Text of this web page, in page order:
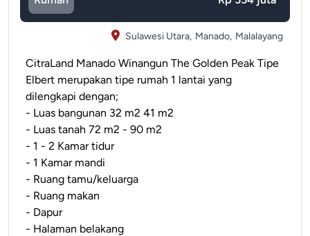
Sulawesi Utara, Manado, Malalayang
CitraLand Manado Winangun The Golden Peak Tipe
Elbert merupakan tipe rumah 1 lantai yang
dilengkapi dengan;
- Luas bangunan 32 m2 41 m2
- Luas tanah 72 m2 - 90 m2
- 1 - 2 Kamar tidur
- 1 Kamar mandi
- Ruang tamu/keluarga
- Ruang makan
- Dapur
- Halaman belakang